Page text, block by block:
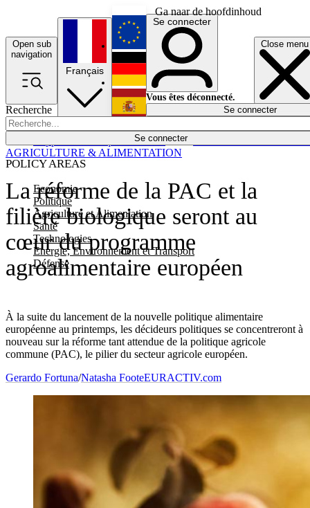
Ga naar de hoofdinhoud
Open sub
navigation
Close menu
Recherche
Se connecter
POLICY AREAS
Economie
Politique
Agriculture et Alimentation
Santé
Technologies
Energie, Environnement et Transport
Défense
Économie
Français
English
Deutsch
Español
Se connecter
Vous êtes déconnecté.
Se connecter
La réforme de la PAC et la
filière biologique seront au
cœur du programme
agroalimentaire européen
À la suite du lancement de la nouvelle politique alimentaire
européenne au printemps, les décideurs politiques se concentreront à
nouveau sur la réforme tant attendue de la politique agricole
commune (PAC), le pilier du secteur agricole européen.
AGRICULTURE & ALIMENTATION
Gerardo Fortuna/Natasha FooteEURACTIV.com